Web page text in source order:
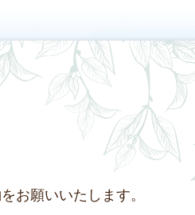
お願いいたします。